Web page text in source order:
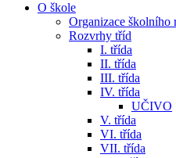
O škole
Organizace školního
Rozvrhy tříd
I. třída
II. třída
III. třída
IV. třída
UČIVO
V. třída
VI. třída
VII. třída